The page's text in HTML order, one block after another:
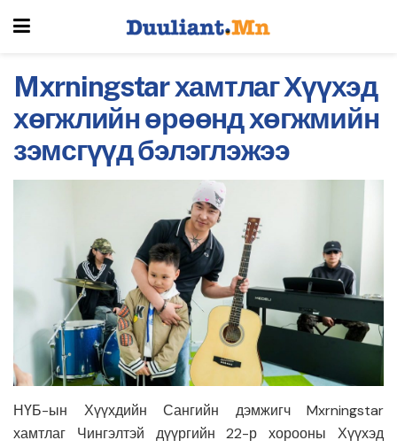
Mxrningstar хамтлаг Хүүхэд
хөгжлийн өрөөнд хөгжмийн
зэмсгүүд бэлэглэжээ
НҮБ-ын Хүүхдийн Сангийн дэмжигч Mxrningstar
хамтлаг Чингэлтэй дүүргийн 22-р хорооны Хүүхэд